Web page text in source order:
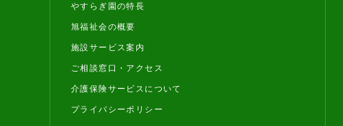
やすらぎ園の特長
旭福祉会の概要
施設サービス案内
ご相談窓口・アクセス
介護保険サービスについて
プライバシーポリシー